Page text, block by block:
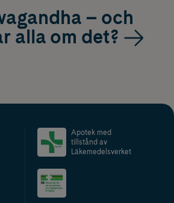
– och
alla om det?
Apotek med
tillstånd av
Läkemedelsverket